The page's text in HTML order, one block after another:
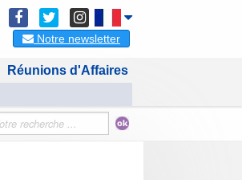
Notre newsletter
Réunions d'Affaires